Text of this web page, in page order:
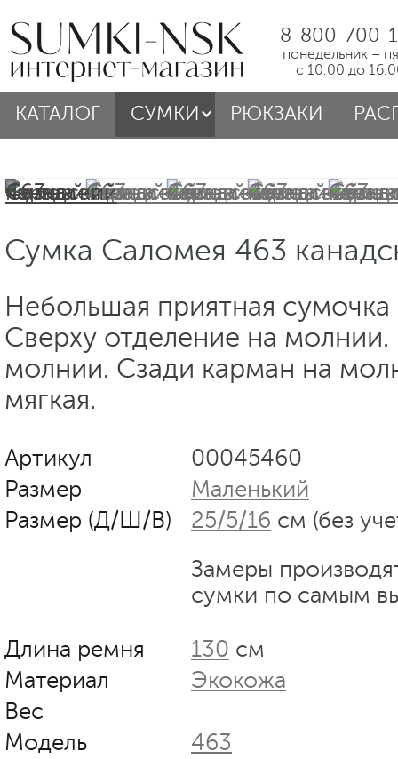
8-800-700-
понедельник –
с 10:00 до
КАТАЛОГ СУМКИ РЮКЗАКИ
Сумка Саломея 463
Небольшая приятная
Сверху отделение на
молнии. Сзади карман на
мягкая.
Артикул
00045460
Размер
Маленький
Размер (Д/Ш/В)
25/5/16 см (без
Замеры
сумки по самым
Длина ремня 130 см
Материал
Экокожа
Вес
Модель
463